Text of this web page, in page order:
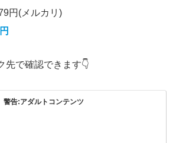
円(メルカリ)
先で確認できます👇
警告:アダルトコンテンツ